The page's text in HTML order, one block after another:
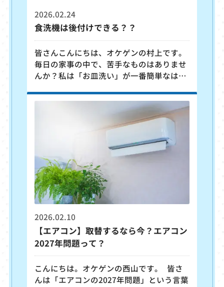
従来品のGG 右：新 / モデルチェンジ後の
GGA 見た目はかなりタンクレストイレに
近いです！ GGA
2026.02.24
食洗機は後付けできる？？
皆さんこんにちは、オケゲンの村上です。
毎日の家事の中で、苦手なものはありませ
んか？私は「お皿洗い」が一番簡単なはず
は、洗い物を先延ばしにしてしまう癖がつ
いてしまい、洗い物が溜まるのが嫌で、紙
コップや紙皿を使って生活していた時期も
ありました。でも今考えると、環境にも優
しくないですし、金銭的にももったいなか
ったですね。あの頃の私は「全然いいアイ
デアじゃなかったな」と 反省しています。
毎日のお皿洗いから解放されたい、家事を
もっと楽にしたい、と思っているのは私だ
け
2026.02.10
【エアコン】取替するなら今？エアコン
2027年問題って？
こんにちは。オケゲンの西山です。 皆さ
んは「エアコンの2027年問題」という言葉